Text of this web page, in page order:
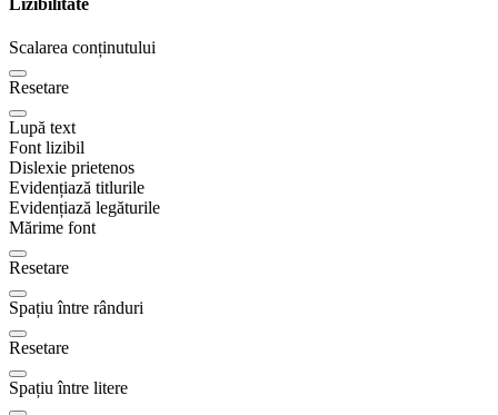
Scalarea conținutului
Resetare
Lupă text
Font lizibil
Dislexie prietenos
Evidențiază titlurile
Evidențiază legăturile
Mărime font
Resetare
Spațiu între rânduri
Resetare
Spațiu între litere